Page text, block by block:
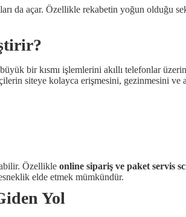
da açar. Özellikle rekabetin yoğun olduğu
bir kısmı işlemlerini akıllı telefonlar
siteye kolayca erişmesini, gezinmesini ve
Özellikle online sipariş ve paket servis
elde etmek mümkündür.
Yol